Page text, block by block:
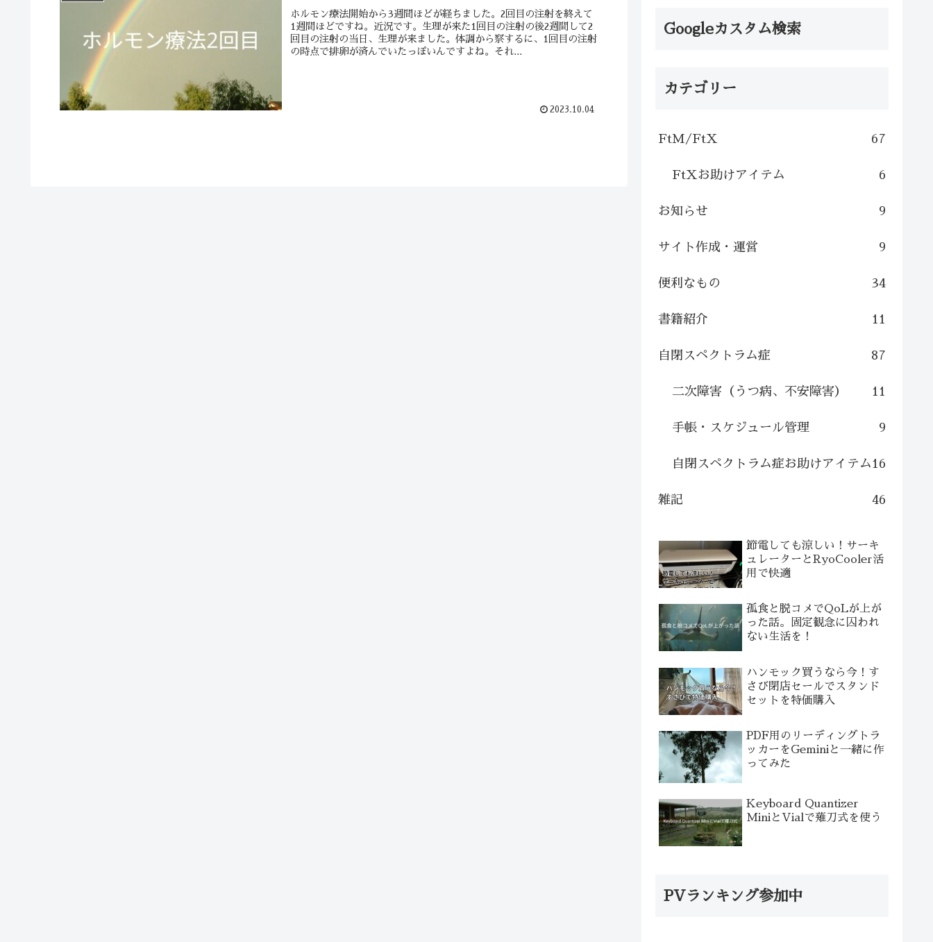
ホルモン療法開始から3週間ほどが経ちました。2回目の注射を終えて
1週間ほどですね。近況です。生理が来た1回目の注射の後2週間して2
回目の注射の当日、生理が来ました。体調から察するに、1回目の注射
の時点で排卵が済んでいたっぽいんですよね。それ...
2023.10.04
Googleカスタム検索
カテゴリー
FtM/FtX 67
FtXお助けアイテム 6
お知らせ 9
サイト作成・運営 9
便利なもの 34
書籍紹介 11
自閉スペクトラム症 87
二次障害（うつ病、不安障害） 11
手帳・スケジュール管理 9
自閉スペクトラム症お助けアイテム16
雑記 46
節電しても涼しい！サーキ
ュレーターとRyoCooler活
用で快適
孤食と脱コメでQoLが上が
った話。固定観念に囚われ
ない生活を！
ハンモック買うなら今！す
さび閉店セールでスタンド
セットを特価購入
PDF用のリーディングトラ
ッカーをGeminiと一緒に作
ってみた
Keyboard Quantizer
MiniとVialで薙刀式を使う
PVランキング参加中